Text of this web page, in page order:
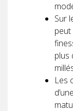
Sur
peut
plus
Les